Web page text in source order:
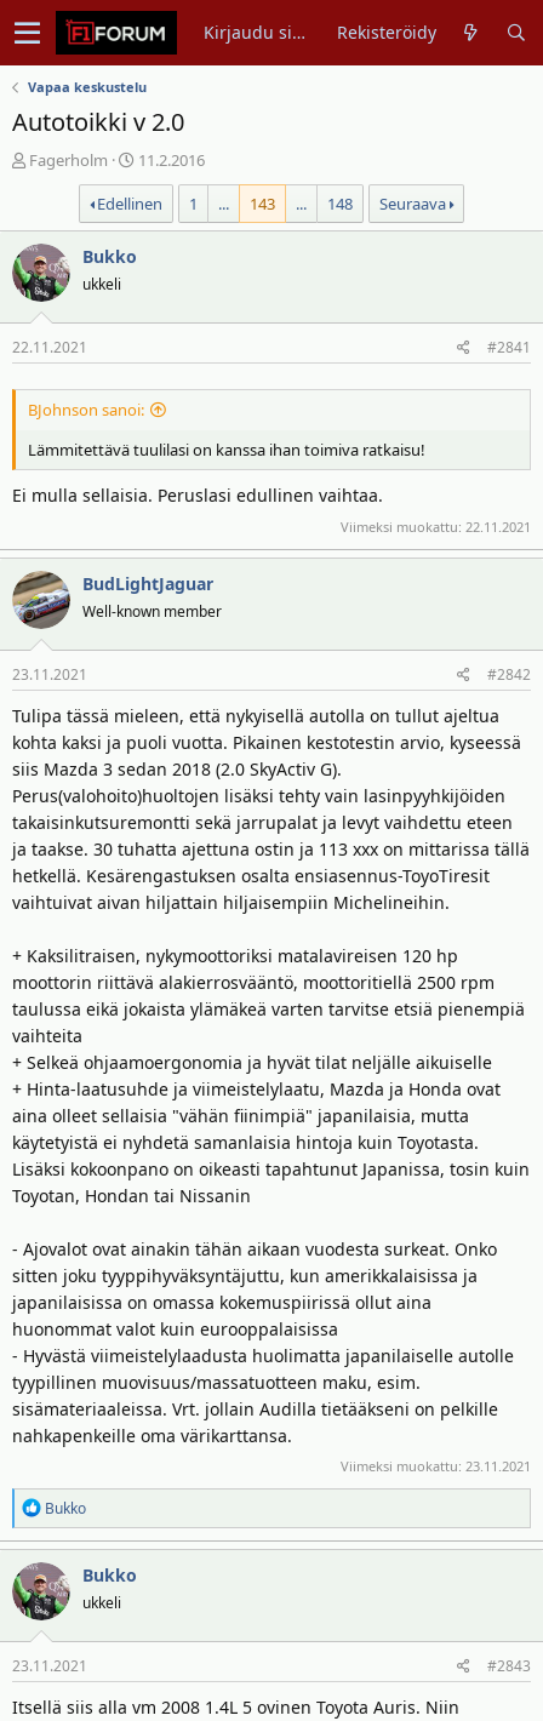
Kirjaudu sisään Rekisteröidy
Vapaa keskustelu
Autotoikki v 2.0
V
s
t
i
k
e
t
u
n
a
l
o
t
t
a
j
a
Fagerholm
A
l
o
i
p
v
m
ä
ä
ä
11.2.2016
Edellinen
1 ... 143 ... 148 Seuraava
Bukko
ukkeli
22.11.2021 #2841
BJohnson sanoi:
Lämmitettävä tuulilasi on kanssa ihan toimiva ratkaisu!
Ei mulla sellaisia. Peruslasi edullinen vaihtaa.
Viimeksi muokattu: 22.11.2021
BudLightJaguar
Well-known member
23.11.2021 #2842
Tulipa tässä mieleen, että nykyisellä autolla on tullut ajeltua
kohta kaksi ja puoli vuotta. Pikainen kestotestin arvio, kyseessä
siis Mazda 3 sedan 2018 (2.0 SkyActiv G).
Perus(valohoito)huoltojen lisäksi tehty vain lasinpyyhkijöiden
takaisinkutsuremontti sekä jarrupalat ja levyt vaihdettu eteen
ja taakse. 30 tuhatta ajettuna ostin ja 113 xxx on mittarissa tällä
hetkellä. Kesärengastuksen osalta ensiasennus-ToyoTiresit
vaihtuivat aivan hiljattain hiljaisempiin Michelineihin.
+ Kaksilitraisen, nykymoottoriksi matalavireisen 120 hp
moottorin riittävä alakierrosvääntö, moottoritiellä 2500 rpm
taulussa eikä jokaista ylämäkeä varten tarvitse etsiä pienempiä
vaihteita
+ Selkeä ohjaamoergonomia ja hyvät tilat neljälle aikuiselle
+ Hinta-laatusuhde ja viimeistelylaatu, Mazda ja Honda ovat
aina olleet sellaisia "vähän fiinimpiä" japanilaisia, mutta
käytetyistä ei nyhdetä samanlaisia hintoja kuin Toyotasta.
Lisäksi kokoonpano on oikeasti tapahtunut Japanissa, tosin kuin
Toyotan, Hondan tai Nissanin
- Ajovalot ovat ainakin tähän aikaan vuodesta surkeat. Onko
sitten joku tyyppihyväksyntäjuttu, kun amerikkalaisissa ja
japanilaisissa on omassa kokemuspiirissä ollut aina
huonommat valot kuin eurooppalaisissa
- Hyvästä viimeistelylaadusta huolimatta japanilaiselle autolle
tyypillinen muovisuus/massatuotteen maku, esim.
sisämateriaaleissa. Vrt. jollain Audilla tietääkseni on pelkille
nahkapenkeille oma värikarttansa.
Viimeksi muokattu: 23.11.2021
R
e
a
k
t
i
o
t
Bukko
Bukko
ukkeli
23.11.2021 #2843
Itsellä siis alla vm 2008 1.4L 5 ovinen Toyota Auris. Niin